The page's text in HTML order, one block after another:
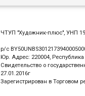
ЧТУП "Художник-плюс", УНП
р/с
Юр. Адрес: 220004,
Свидетельство о
27.01.2016г
Зарегистрирован в Торговом